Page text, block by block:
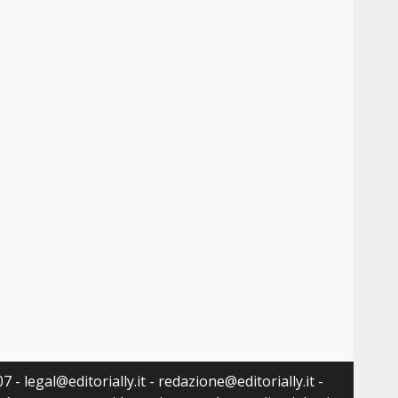
- legal@editorially.it - redazione@editorially.it -